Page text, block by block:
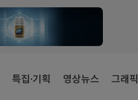
특집·기획 영상뉴스 그래픽